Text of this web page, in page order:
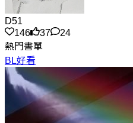
D51
146
37
24
熱門書單
BL好看